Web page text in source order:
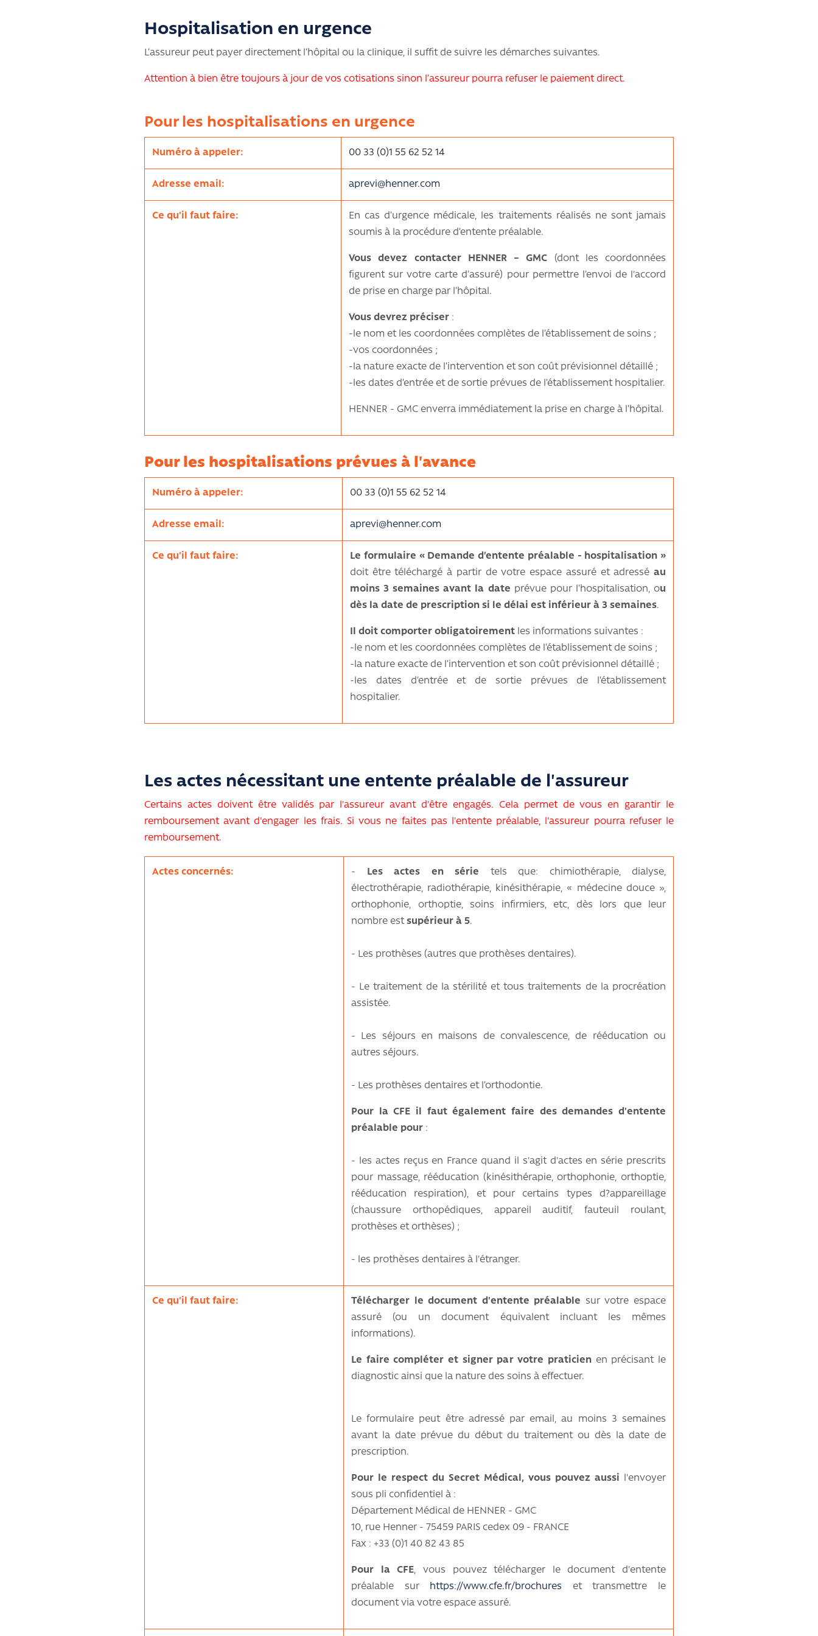
Hospitalisation en urgence
L’assureur peut payer directement l’hôpital ou la clinique, il suffit de suivre les démarches suivantes.
Attention à bien être toujours à jour de vos cotisations sinon l’assureur pourra refuser le paiement direct.
Pour les hospitalisations en urgence
Numéro à appeler: 00 33 (0)1 55 62 52 14
Adresse email: aprevi@henner.com
Ce qu'il faut faire:
En cas d’urgence médicale, les traitements réalisés ne sont jamais
soumis à la procédure d’entente préalable.
Vous devez contacter HENNER – GMC (dont les coordonnées
figurent sur votre carte d’assuré) pour permettre l’envoi de l'accord
de prise en charge par l’hôpital.
Vous devrez préciser :
-le nom et les coordonnées complètes de l’établissement de soins ;
-vos coordonnées ;
-la nature exacte de l’intervention et son coût prévisionnel détaillé ;
-les dates d’entrée et de sortie prévues de l’établissement hospitalier.
HENNER - GMC enverra immédiatement la prise en charge à l’hôpital.
Pour les hospitalisations prévues à l'avance
Numéro à appeler: 00 33 (0)1 55 62 52 14
Adresse email: aprevi@henner.com
Ce qu'il faut faire:
Le formulaire « Demande d’entente préalable - hospitalisation »
doit être téléchargé à partir de votre espace assuré et adressé au
moins 3 semaines avant la date prévue pour l’hospitalisation, ou
dès la date de prescription si le délai est inférieur à 3 semaines.
Il doit comporter obligatoirement les informations suivantes :
-le nom et les coordonnées complètes de l’établissement de soins ;
-la nature exacte de l’intervention et son coût prévisionnel détaillé ;
-les dates d’entrée et de sortie prévues de l’établissement
hospitalier.
Les actes nécessitant une entente préalable de l'assureur
Certains actes doivent être validés par l'assureur avant d'être engagés. Cela permet de vous en garantir le
remboursement avant d'engager les frais. Si vous ne faites pas l'entente préalable, l'assureur pourra refuser le
remboursement.
Actes concernés: - Les actes en série tels que: chimiothérapie, dialyse,
électrothérapie, radiothérapie, kinésithérapie, « médecine douce »,
orthophonie, orthoptie, soins infirmiers, etc, dès lors que leur
nombre estsupérieur à 5.
- Les prothèses (autres que prothèses dentaires).
- Le traitement de la stérilité et tous traitements de la procréation
assistée.
- Les séjours en maisons de convalescence, de rééducation ou
autres séjours.
- Les prothèses dentaires et l’orthodontie.
Pour la CFE il faut également faire des demandes d'entente
préalable pour :
- les actes reçus en France quand il s'agit d'actes en série prescrits
pour massage, rééducation (kinésithérapie, orthophonie, orthoptie,
rééducation respiration), et pour certains types d?appareillage
(chaussure orthopédiques, appareil auditif, fauteuil roulant,
prothèses et orthèses) ;
- les prothèses dentaires à l'étranger.
Ce qu'il faut faire: Télécharger le document d'entente préalable sur votre espace
assuré (ou un document équivalent incluant les mêmes
informations).
Le faire compléter et signer par votre praticien en précisant le
diagnostic ainsi que la nature des soins à effectuer.
Le formulaire peut être adressé par email, au moins 3 semaines
avant la date prévue du début du traitement ou dès la date de
prescription.
Pour le respect du Secret Médical, vous pouvez aussi l'envoyer
sous pli confidentiel à :
Département Médical de HENNER - GMC
10, rue Henner - 75459 PARIS cedex 09 - FRANCE
Fax : +33 (0)1 40 82 43 85
Pour la CFE, vous pouvez télécharger le document d'entente
préalable sur
https://www.cfe.fr/brochures et transmettre le
document via votre espace assuré.